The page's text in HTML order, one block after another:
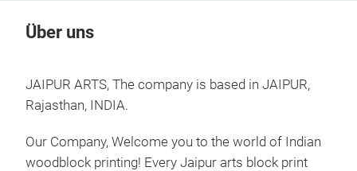
Über uns
JAIPUR ARTS, The company is based in JAIPUR,
Rajasthan, INDIA.
Our Company, Welcome you to the world of Indian
woodblock printing! Every Jaipur arts block print